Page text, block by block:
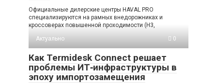
Официальные дилерские центры HAVAL PRO
специализируются на рамных внедорожниках и
кроссоверах повышенной проходимости (H3,
Актуально
0
Как Termidesk Connect решает
проблемы ИТ‑инфраструктуры в
эпоху импортозамещения